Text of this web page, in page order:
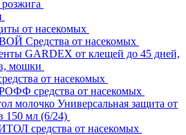
от насекомых
Средства от насекомых
GARDEX от клещей до 45 дней,
мошки
от насекомых
средства от насекомых
молочко Универсальная защита от
150 мл (6/24)
средства от насекомых